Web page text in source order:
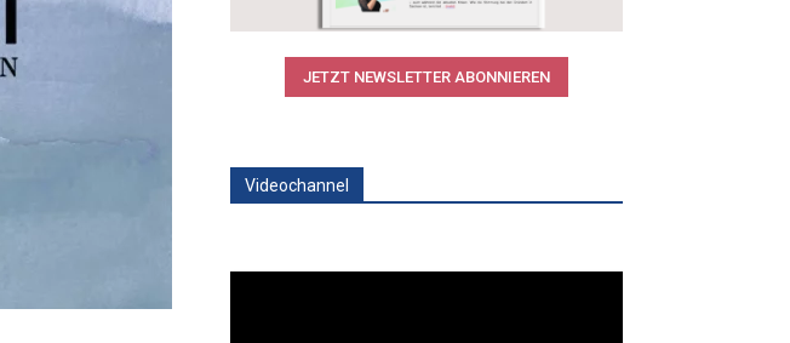
JETZT NEWSLETTER ABONNIEREN
Videochannel